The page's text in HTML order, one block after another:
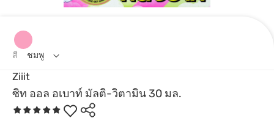
Ziiit
ซิท ออล อเบาท์ มัลติ-วิตามิน 30 มล.
สี ชมพู